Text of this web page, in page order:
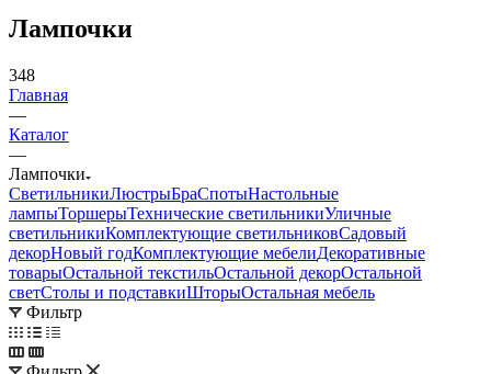
Лампочки
348
Главная
—
Каталог
—
Лампочки
СветильникиЛюстрыБраСпотыНастольные
лампыТоршерыТехнические светильникиУличные
светильникиКомплектующие светильниковСадовый
декорНовый годКомплектующие мебелиДекоративные
товарыОстальной текстильОстальной декорОстальной
светСтолы и подставкиШторыОстальная мебель
Фильтр